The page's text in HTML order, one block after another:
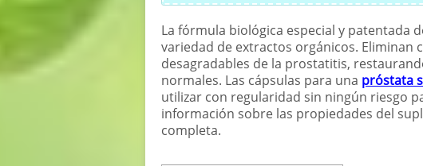
La fórmula biológica especial y patentada
variedad de extractos orgánicos. Eliminan
desagradables de la prostatitis,
normales. Las cápsulas para una próstata
utilizar con regularidad sin ningún riesgo
información sobre las propiedades del
completa.